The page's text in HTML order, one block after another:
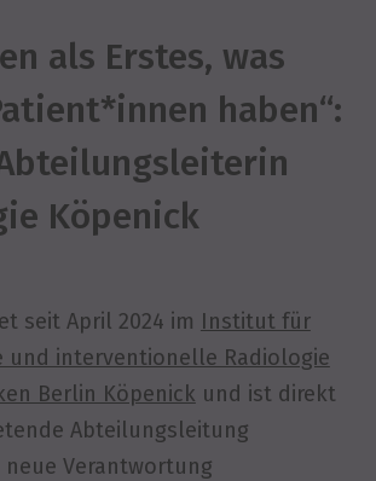
als Erstes, was
haben“:
Köpenick
seit April 2024 im Institut für
und interventionelle Radiologie
Berlin Köpenick und ist direkt
Abteilungsleitung
Verantwortung